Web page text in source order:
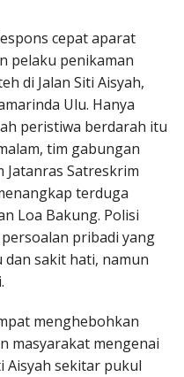
cepat aparat
pelaku penikaman
di Jalan Siti Aisyah,
Ulu. Hanya
peristiwa berdarah itu
tim gabungan
Jatanras Satreskrim
terduga
Loa Bakung. Polisi
pribadi yang
dan sakit hati, namun
menghebohkan
masyarakat mengenai
Aisyah sekitar pukul